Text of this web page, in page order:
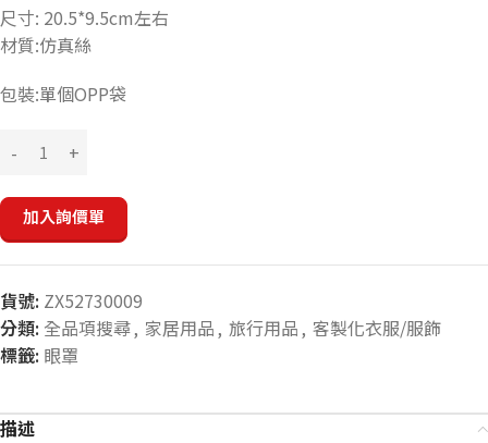
尺寸: 20.5*9.5cm左右
材質:仿真絲
包裝:單個OPP袋
加入詢價單
貨號: ZX52730009
分類: 全品項搜尋, 家居用品 , 旅行用品 , 客製化衣服/服飾
標籤: 眼罩
描述